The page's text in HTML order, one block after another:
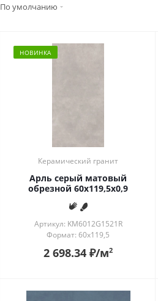
Смотреть в интерьере
По умолчанию
НОВИНКА
Керамический гранит
Арль серый матовый
обрезной 60x119,5x0,9
Артикул: KM6012G1521R
Формат: 60x119,5
2 698.34 ₽/м2